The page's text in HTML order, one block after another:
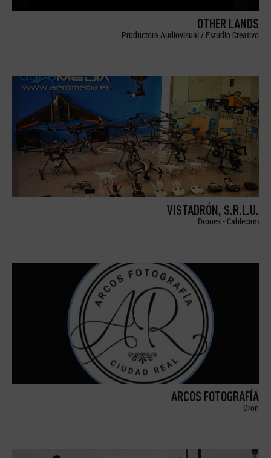
OTHER LANDS
Productora Audiovisual / Estudio Creativo
VISTADRÓN, S.R.L.U.
Drones - Cablecam
ARCOS FOTOGRAFÍA
Dron